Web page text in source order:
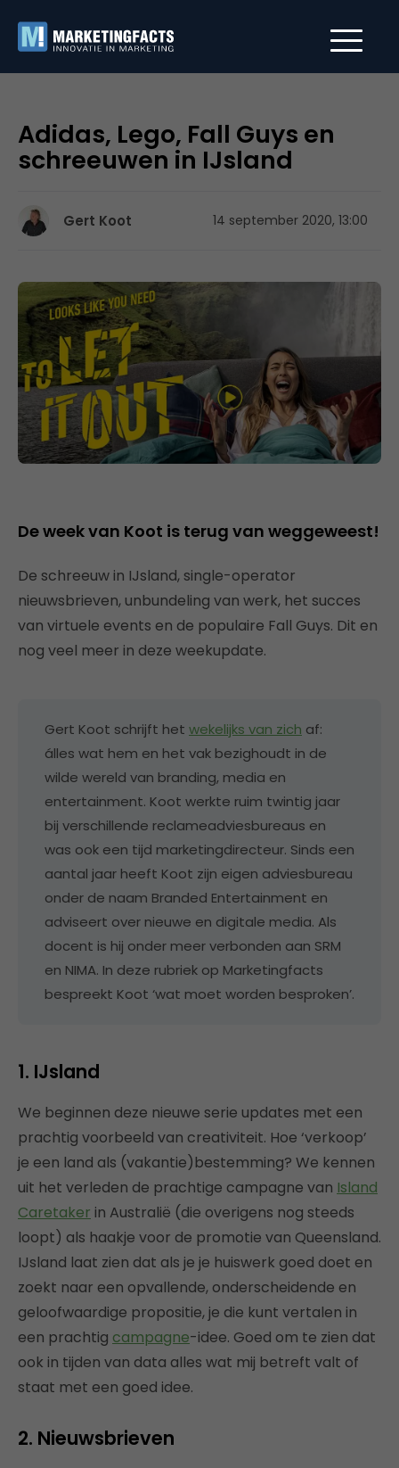
Adidas, Lego, Fall Guys en
schreeuwen in IJsland
Gert Koot 14 september 2020, 13:00
De week van Koot is terug van weggeweest!
De schreeuw in IJsland, single-operator
nieuwsbrieven, unbundeling van werk, het succes
van virtuele events en de populaire Fall Guys. Dit en
nog veel meer in deze weekupdate.
Gert Koot schrijft het wekelijks van zich af:
álles wat hem en het vak bezighoudt in de
wilde wereld van branding, media en
entertainment. Koot werkte ruim twintig jaar
bij verschillende reclameadviesbureaus en
was ook een tijd marketingdirecteur. Sinds een
aantal jaar heeft Koot zijn eigen adviesbureau
onder de naam Branded Entertainment en
adviseert over nieuwe en digitale media. Als
docent is hij onder meer verbonden aan SRM
en NIMA. In deze rubriek op Marketingfacts
bespreekt Koot ‘wat moet worden besproken’.
1. IJsland
We beginnen deze nieuwe serie updates met een
prachtig voorbeeld van creativiteit. Hoe ‘verkoop’
je een land als (vakantie)bestemming? We kennen
uit het verleden de prachtige campagne van Island
Caretaker in Australië (die overigens nog steeds
loopt) als haakje voor de promotie van Queensland.
IJsland laat zien dat als je je huiswerk goed doet en
zoekt naar een opvallende, onderscheidende en
geloofwaardige propositie, je die kunt vertalen in
een prachtig campagne-idee. Goed om te zien dat
ook in tijden van data alles wat mij betreft valt of
staat met een goed idee.
2. Nieuwsbrieven